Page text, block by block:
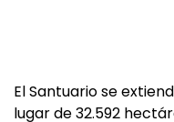
El Santuario se
lugar de 32.592